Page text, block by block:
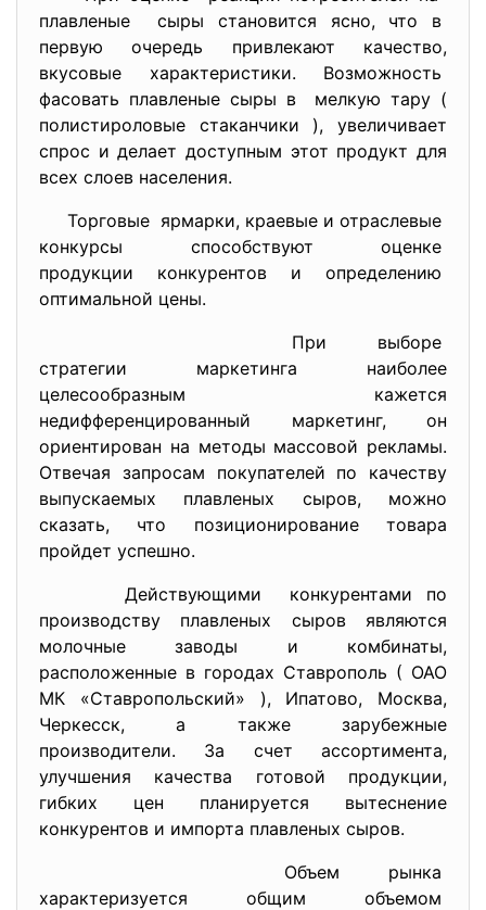
плавленые сыры становится ясно, что в
первую очередь привлекают качество,
вкусовые характеристики. Возможность
фасовать плавленые сыры в мелкую тару (
полистироловые стаканчики ), увеличивает
спрос и делает доступным этот продукт для
всех слоев населения.
Торговые ярмарки, краевые и отраслевые
конкурсы способствуют оценке
продукции конкурентов и определению
оптимальной цены.
При выборе
стратегии маркетинга наиболее
целесообразным кажется
недифференцированный маркетинг, он
ориентирован на методы массовой рекламы.
Отвечая запросам покупателей по качеству
выпускаемых плавленых сыров, можно
сказать, что позиционирование товара
пройдет успешно.
Действующими конкурентами по
производству плавленых сыров являются
молочные заводы и комбинаты,
расположенные в городах Ставрополь ( ОАО
МК «Ставропольский» ), Ипатово, Москва,
Черкесск, а также зарубежные
производители. За счет ассортимента,
улучшения качества готовой продукции,
гибких цен планируется вытеснение
конкурентов и импорта плавленых сыров.
Объем рынка
характеризуется общим объемом